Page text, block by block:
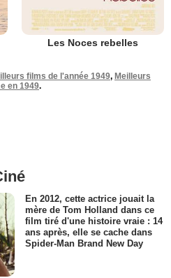
Les Noces rebelles
films de l'année 1949, Meilleurs
en 1949.
En 2012, cette actrice jouait la
mère de Tom Holland dans ce
film tiré d'une histoire vraie : 14
ans après, elle se cache dans
Spider-Man Brand New Day